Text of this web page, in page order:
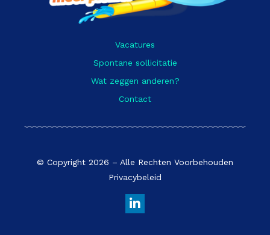
Vacatures
Spontane sollicitatie
Wat zeggen anderen?
Contact
© Copyright 2026 – Alle Rechten Voorbehouden
Privacybeleid